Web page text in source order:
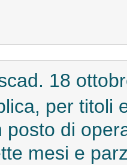
18
per titoli
posto di
mesi e